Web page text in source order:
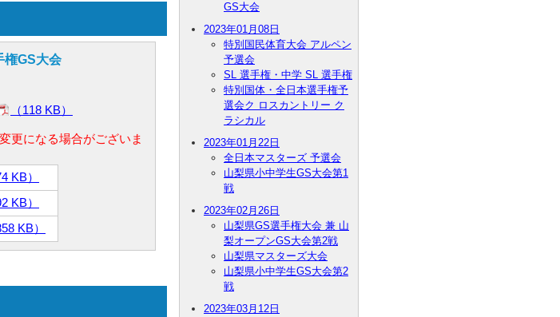
GS大会
（118 KB）
更になる場合がございま
KB）
KB）
KB）
GS大会
2023年01月08日
特別国民体育大会 アルペン
予選会
SL 選手権・中学 SL 選手権
特別国体・全日本選手権予
選会ク ロスカントリー ク
ラシカル
2023年01月22日
全日本マスターズ 予選会
山梨県小中学生GS大会第1
戦
2023年02月26日
山梨県GS選手権大会 兼 山
梨オープンGS大会第2戦
山梨県マスターズ大会
山梨県小中学生GS大会第2
戦
2023年03月12日